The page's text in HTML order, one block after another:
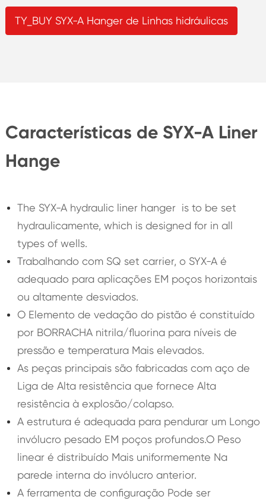
TY_BUY SYX-A Hanger de Linhas hidráulicas
Características de SYX-A Liner
Hange
The SYX-A hydraulic liner hanger is to be set
hydraulicamente, which is designed for in all
types of wells.
Trabalhando com SQ set carrier, o SYX-A é
adequado para aplicações EM poços horizontais
ou altamente desviados.
O Elemento de vedação do pistão é constituído
por BORRACHA nitrila/fluorina para níveis de
pressão e temperatura Mais elevados.
As peças principais são fabricadas com aço de
Liga de Alta resistência que fornece Alta
resistência à explosão/colapso.
A estrutura é adequada para pendurar um Longo
invólucro pesado EM poços profundos.O Peso
linear é distribuído Mais uniformemente Na
parede interna do invólucro anterior.
A ferramenta de configuração Pode ser